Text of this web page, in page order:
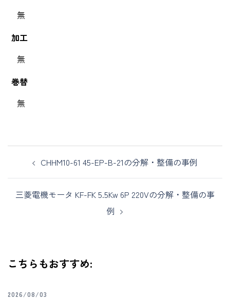
無
加工
無
巻替
無
CHHM10-61 45-EP-B-21の分解・整備の事例
三菱電機モータ KF-FK 5.5Kw 6P 220Vの分解・整備の事
例
こちらもおすすめ:
2026/08/03